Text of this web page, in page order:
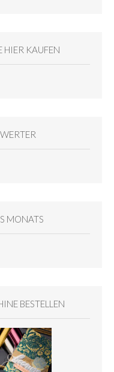
HIER KAUFEN
MONATS
BESTELLEN